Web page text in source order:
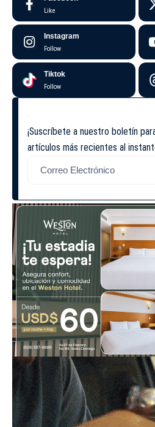
Like
Instagram
Follow
Tiktok
Follow
¡Suscríbete a nuestro boletín
artículos más recientes al